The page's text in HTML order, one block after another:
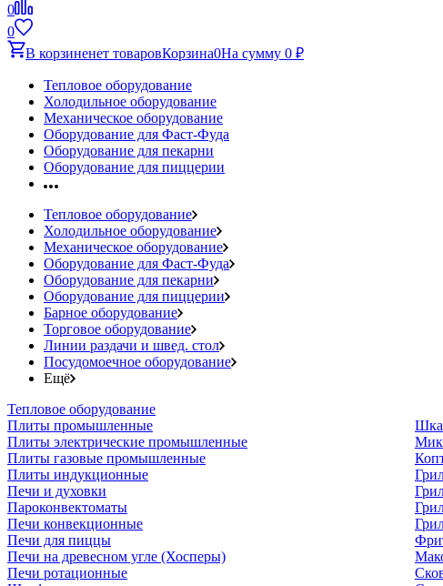
0
0
В корзиненет товаровКорзина0На сумму 0 ₽
Тепловое оборудование
Холодильное оборудование
Механическое оборудование
Оборудование для Фаст-Фуда
Оборудование для пекарни
Оборудование для пиццерии
Тепловое оборудование
Холодильное оборудование
Механическое оборудование
Оборудование для Фаст-Фуда
Оборудование для пекарни
Оборудование для пиццерии
Барное оборудование
Торговое оборудование
Линии раздачи и швед. стол
Посудомоечное оборудование
Ещё
Тепловое оборудование
Плиты промышленные
Плиты электрические промышленные
Плиты газовые промышленные
Плиты индукционные
Печи и духовки
Пароконвектоматы
Печи конвекционные
Печи для пиццы
Печи на древесном угле (Хосперы)
Печи ротационные